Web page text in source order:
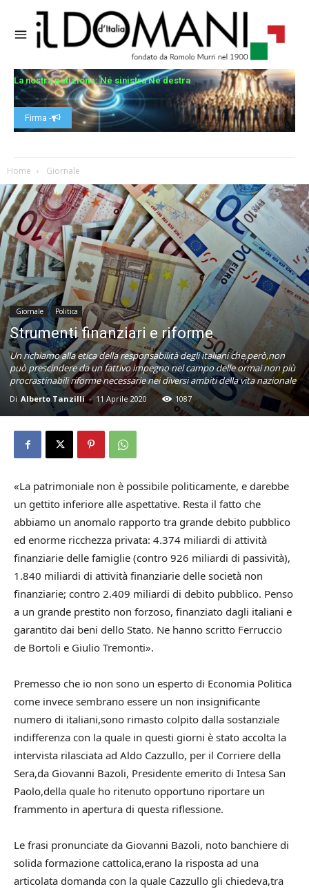
La nostra petizione: Né sinistra Né destra
Firma -
Home Giornale
Giornale Politica
Strumenti finanziari e riforme
Un richiamo alla etica della responsabilità degli italiani che,però,non
può prescindere da un fattivo impegno nel campo delle ormai non più
procrastinabili riforme necessarie nei diversi ambiti della vita nazionale
Di Alberto Tanzilli - 11 Aprile 2020 1087
«La patrimoniale non è possibile politicamente, e darebbe
un gettito inferiore alle aspettative. Resta il fatto che
abbiamo un anomalo rapporto tra grande debito pubblico
ed enorme ricchezza privata: 4.374 miliardi di attività
finanziarie delle famiglie (contro 926 miliardi di passività),
1.840 miliardi di attività finanziarie delle società non
finanziarie; contro 2.409 miliardi di debito pubblico. Penso
a un grande prestito non forzoso, finanziato dagli italiani e
garantito dai beni dello Stato. Ne hanno scritto Ferruccio
de Bortoli e Giulio Tremonti».
Premesso che io non sono un esperto di Economia Politica
come invece sembrano essere un non insignificante
numero di italiani,sono rimasto colpito dalla sostanziale
indifferenza con la quale in questi giorni è stato accolta la
intervista rilasciata ad Aldo Cazzullo, per il Corriere della
Sera,da Giovanni Bazoli, Presidente emerito di Intesa San
Paolo,della quale ho ritenuto opportuno riportare un
frammento in apertura di questa riflessione.
Le frasi pronunciate da Giovanni Bazoli, noto banchiere di
solida formazione cattolica,erano la risposta ad una
articolata domanda con la quale Cazzullo gli chiedeva,tra